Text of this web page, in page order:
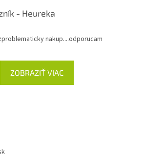
- Heureka
nakup....odporucam
ZOBRAZIŤ VIAC